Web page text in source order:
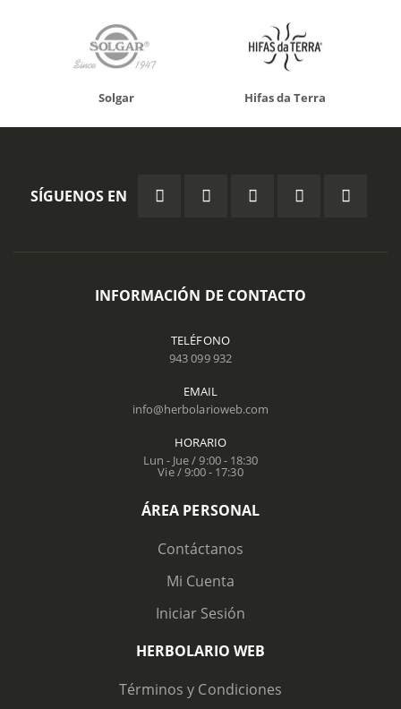
Solgar Hifas da Terra
SÍGUENOS EN
INFORMACIÓN DE CONTACTO
TELÉFONO
943 099 932
EMAIL
info@herbolarioweb.com
HORARIO
Lun - Jue / 9:00 - 18:30
Vie / 9:00 - 17:30
ÁREA PERSONAL
Contáctanos
Mi Cuenta
Iniciar Sesión
HERBOLARIO WEB
Términos y Condiciones